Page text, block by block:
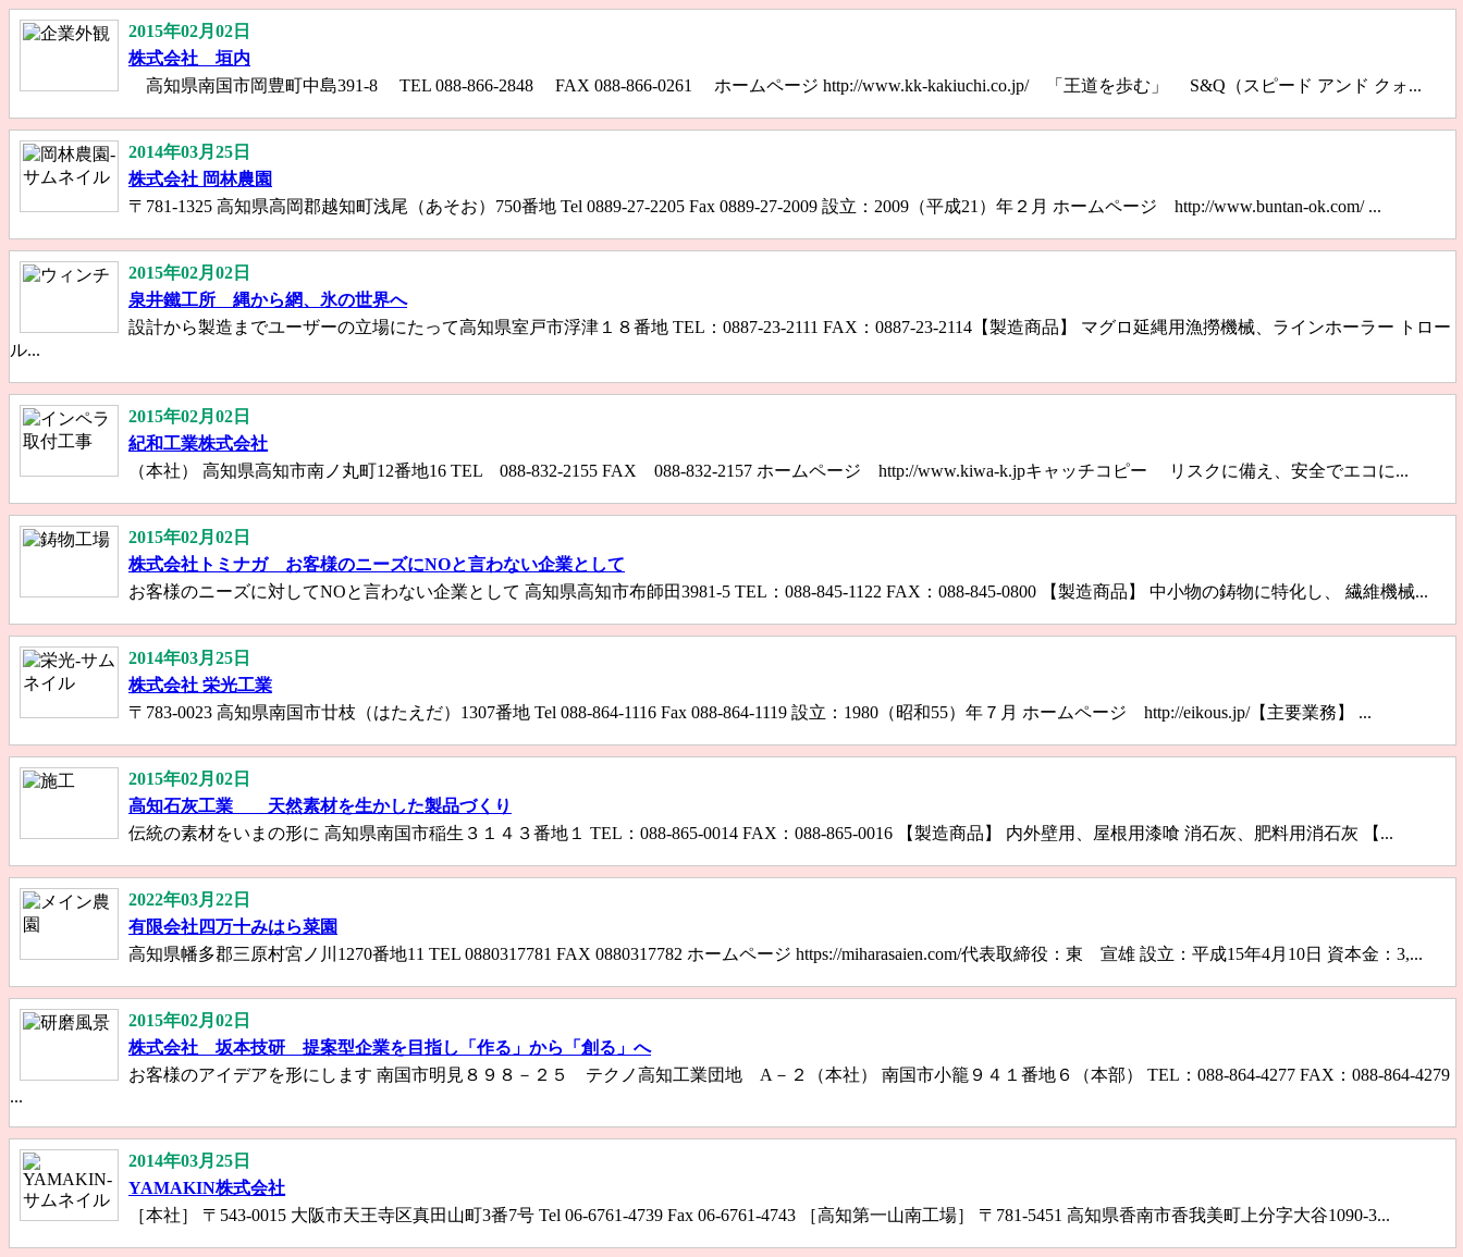
2015年02月02日
株式会社 垣内
高知県南国市岡豊町中島391-8 TEL 088-866-2848 FAX 088-866-0261 ホームページ http://www.kk-kakiuchi.co.jp/ 「王道を歩む」 S&Q（スピード アンド クォ...
2014年03月25日
株式会社 岡林農園
〒781-1325 高知県高岡郡越知町浅尾（あそお）750番地 Tel 0889-27-2205 Fax 0889-27-2009 設立：2009（平成21）年２月 ホームページ http://www.buntan-ok.com/ ...
2015年02月02日
泉井鐵工所 縄から網、氷の世界へ
設計から製造までユーザーの立場にたって高知県室戸市浮津１８番地 TEL：0887-23-2111 FAX：0887-23-2114【製造商品】 マグロ延縄用漁撈機械、ラインホーラー トロー
ル...
2015年02月02日
紀和工業株式会社
（本社） 高知県高知市南ノ丸町12番地16 TEL 088‐832‐2155 FAX 088‐832‐2157 ホームページ http://www.kiwa-k.jpキャッチコピー リスクに備え、安全でエコに...
2015年02月02日
株式会社トミナガ お客様のニーズにNOと言わない企業として
お客様のニーズに対してNOと言わない企業として 高知県高知市布師田3981-5 TEL：088-845-1122 FAX：088-845-0800 【製造商品】 中小物の鋳物に特化し、 繊維機械...
2014年03月25日
株式会社 栄光工業
〒783-0023 高知県南国市廿枝（はたえだ）1307番地 Tel 088-864-1116 Fax 088-864-1119 設立：1980（昭和55）年７月 ホームページ http://eikous.jp/【主要業務】 ...
2015年02月02日
高知石灰工業 天然素材を生かした製品づくり
伝統の素材をいまの形に 高知県南国市稲生３１４３番地１ TEL：088-865-0014 FAX：088-865-0016 【製造商品】 内外壁用、屋根用漆喰 消石灰、肥料用消石灰 【...
2022年03月22日
有限会社四万十みはら菜園
高知県幡多郡三原村宮ノ川1270番地11 TEL 0880317781 FAX 0880317782 ホームページ https://miharasaien.com/代表取締役：東 宣雄 設立：平成15年4月10日 資本金：3,...
2015年02月02日
株式会社 坂本技研 提案型企業を目指し「作る」から「創る」へ
お客様のアイデアを形にします 南国市明見８９８－２５ テクノ高知工業団地 A－２（本社） 南国市小籠９４１番地６（本部） TEL：088-864-4277 FAX：088-864-4279
...
2014年03月25日
YAMAKIN株式会社
［本社］ 〒543-0015 大阪市天王寺区真田山町3番7号 Tel 06-6761-4739 Fax 06-6761-4743 ［高知第一山南工場］ 〒781-5451 高知県香南市香我美町上分字大谷1090-3...